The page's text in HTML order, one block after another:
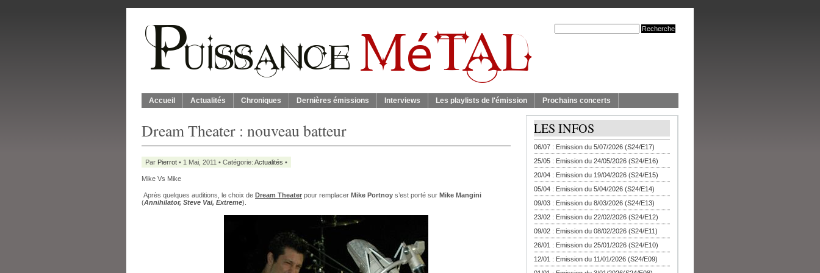
Accueil Actualités Chroniques Dernières émissions Interviews Les playlists de l'émission Prochains concerts
Dream Theater : nouveau batteur
Par Pierrot • 1 Mai, 2011 • Catégorie: Actualités •
Mike Vs Mike
Après quelques auditions, le choix de Dream Theater pour remplacer Mike Portnoy s’est porté sur Mike Mangini
(Annihilator, Steve Vai, Extreme).
LES INFOS
06/07 : Emission du 5/07/2026 (S24/E17)
25/05 : Emission du 24/05/2026 (S24/E16)
20/04 : Emission du 19/04/2026 (S24/E15)
05/04 : Emission du 5/04/2026 (S24/E14)
09/03 : Emission du 8/03/2026 (S24/E13)
23/02 : Emission du 22/02/2026 (S24/E12)
09/02 : Emission du 08/02/2026 (S24/E11)
26/01 : Emission du 25/01/2026 (S24/E10)
12/01 : Emission du 11/01/2026 (S24/E09)